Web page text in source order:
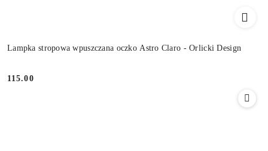
Lampka stropowa wpuszczana oczko Astro Claro - Orlicki Design
Cena:
115.00